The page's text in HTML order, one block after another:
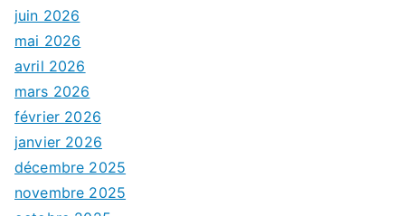
juin 2026
mai 2026
avril 2026
mars 2026
février 2026
janvier 2026
décembre 2025
novembre 2025